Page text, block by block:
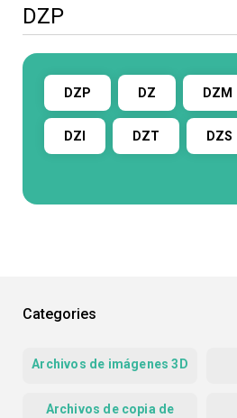
DZP
DZP DZ DZM
DZI DZT DZS
Categories
Archivos de imágenes 3D
Archivos de copia de